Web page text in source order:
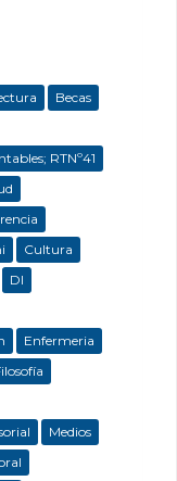
Becas
RTNº41
Cultura
DI
Enfermeria
Medios